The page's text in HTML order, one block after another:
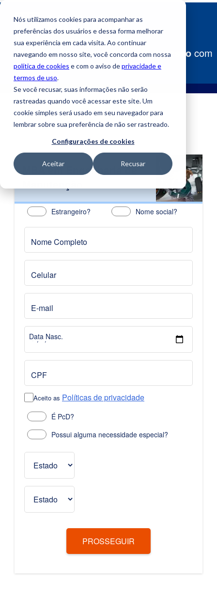
Nós utilizamos cookies para acompanhar as
preferências dos usuários e dessa forma melhorar
sua experiência em cada visita. Ao continuar
navegando em nosso site, você concorda com nossa
política de cookies e com o aviso deprivacidade e
termos de uso.
Se você recusar, suas informações não serão
rastreadas quando você acessar este site. Um
cookie simples será usado em seu navegador para
lembrar sobre sua preferência de não ser rastreado.
Configurações de cookies
Aceitar Recusar
Construaseu caminho para o sucesso com
a Uniube!
MBA em Engenharia de
Estrangeiro? Nome social?
Nome Completo
Celular
E-mail
Data Nasc.
CPF
Aceito as Políticas de privacidade
É PcD?
Possui alguma necessidade especial?
PROSSEGUIR